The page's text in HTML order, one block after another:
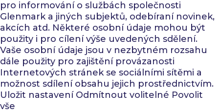
pro informování o službách společnosti
Glenmark a jiných subjektů, odebíraní novinek,
akcích atd. Některé osobní údaje mohou být
použity i pro cílení výše uvedených sdělení.
Vaše osobní údaje jsou v nezbytném rozsahu
dále použity pro zajištění provázanosti
Internetových stránek se sociálními sítěmi a
možnost sdílení obsahu jejich prostřednictvím.
Uložit nastavení Odmítnout volitelné Povolit
vše